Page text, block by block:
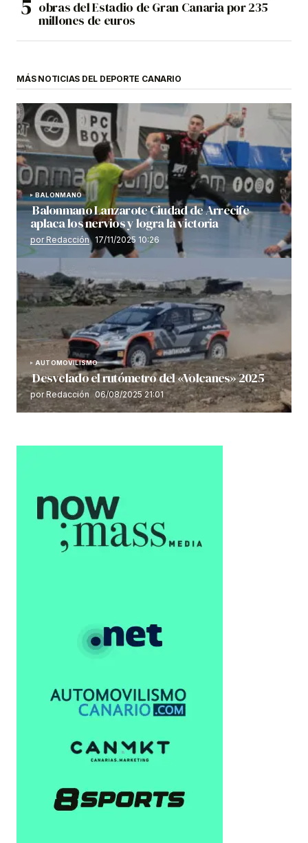
obras del Estadio de Gran Canaria por 235
millones de euros
MÁS NOTICIAS DEL DEPORTE CANARIO
BALONMANO
Balonmano Lanzarote Ciudad de Arrecife
aplaca los nervios y logra la victoria
por Redacción 17/11/2025 10:26
AUTOMOVILISMO
Desvelado el rutómetro del «Volcanes» 2025
por Redacción 06/08/2025 21:01